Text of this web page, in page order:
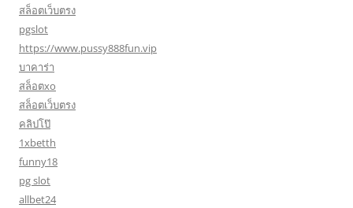
สล็อตเว็บตรง
pgslot
https://www.pussy888fun.vip
บาคาร่า
สล็อตxo
สล็อตเว็บตรง
คลิปโป๊
1xbetth
funny18
pg slot
allbet24